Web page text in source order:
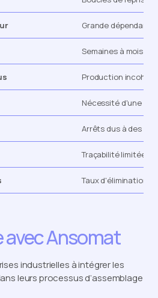
Grande
Semaines à mois
Production
Nécessité d'une
Arrêts dus à des
Traçabilité limitée
Taux d'élimination
avec Ansomat
industrielles à intégrer les
leurs processus d’assemblage